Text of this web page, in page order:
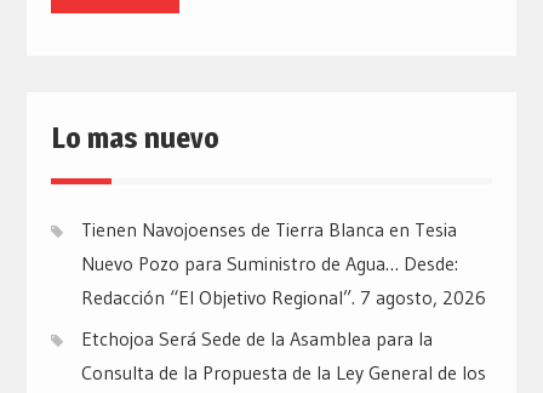
Lo mas nuevo
Tienen Navojoenses de Tierra Blanca en Tesia
Nuevo Pozo para Suministro de Agua… Desde:
Redacción “El Objetivo Regional”. 7 agosto, 2026
Etchojoa Será Sede de la Asamblea para la
Consulta de la Propuesta de la Ley General de los